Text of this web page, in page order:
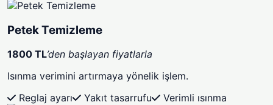
Petek Temizleme
1800 TL’den başlayan fiyatlarla
Isınma verimini artırmaya yönelik işlem.
Reglaj ayarı
Yakıt tasarrufu Verimli ısınma